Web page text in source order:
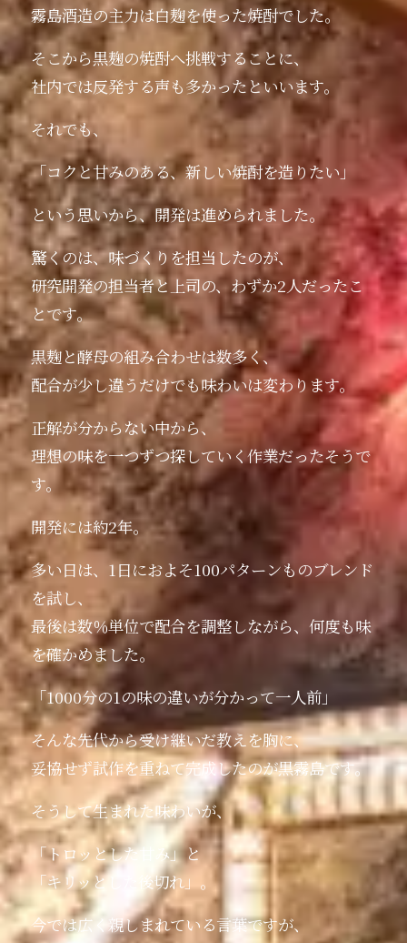
霧島酒造の主力は白麹を使った焼酎でした。
そこから黒麹の焼酎へ挑戦することに、
社内では反発する声も多かったといいます。
それでも、
「コクと甘みのある、新しい焼酎を造りたい」
という思いから、開発は進められました。
驚くのは、味づくりを担当したのが、
研究開発の担当者と上司の、わずか2人だったこ
とです。
黒麹と酵母の組み合わせは数多く、
配合が少し違うだけでも味わいは変わります。
正解が分からない中から、
理想の味を一つずつ探していく作業だったそうで
す。
開発には約2年。
多い日は、1日におよそ100パターンものブレンド
を試し、
最後は数％単位で配合を調整しながら、何度も味
を確かめました。
「1000分の1の味の違いが分かって一人前」
そんな先代から受け継いだ教えを胸に、
妥協せず試作を重ねて完成したのが黒霧島です。
そうして生まれた味わいが、
「トロッとした甘み」と
「キリッとした後切れ」。
今では広く親しまれている言葉ですが、